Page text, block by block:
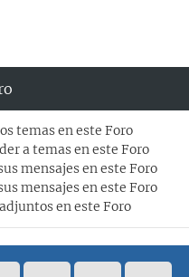
temas en este Foro
a temas en este Foro
mensajes en este Foro
mensajes en este Foro
en este Foro